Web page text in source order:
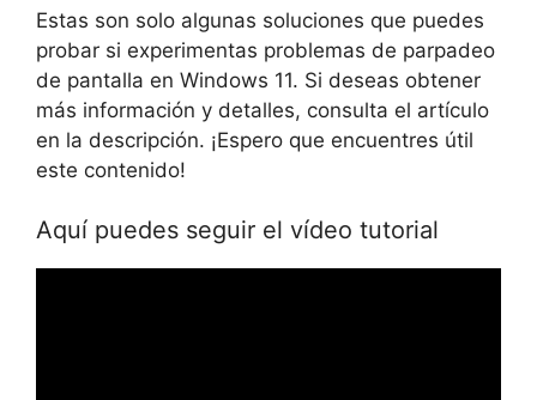
Estas son solo algunas soluciones que puedes
probar si experimentas problemas de parpadeo
de pantalla en Windows 11. Si deseas obtener
más información y detalles, consulta el artículo
en la descripción. ¡Espero que encuentres útil
este contenido!
Aquí puedes seguir el vídeo tutorial